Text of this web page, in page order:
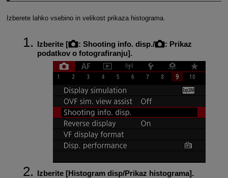
Izberete lahko vsebino in velikost prikaza histograma.
Izberite [ : Shooting info. disp./ : Prikaz
podatkov o fotografiranju].
Izberite [Histogram disp/Prikaz histograma].